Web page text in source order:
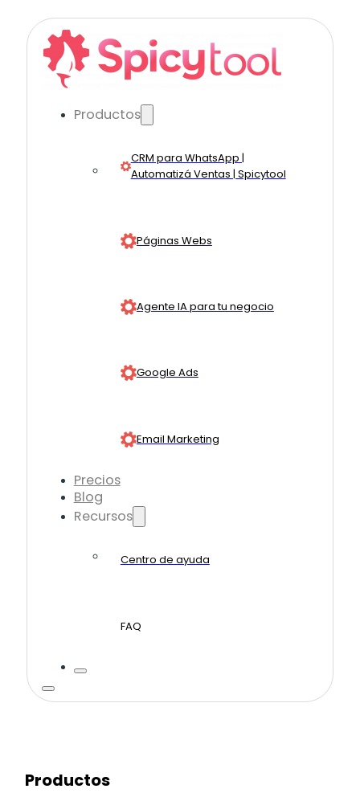
Productos
CRM para WhatsApp |
Automatizá Ventas | Spicytool
Páginas Webs
Agente IA para tu negocio
Google Ads
Email Marketing
Precios
Blog
Recursos
Centro de ayuda
FAQ
Productos